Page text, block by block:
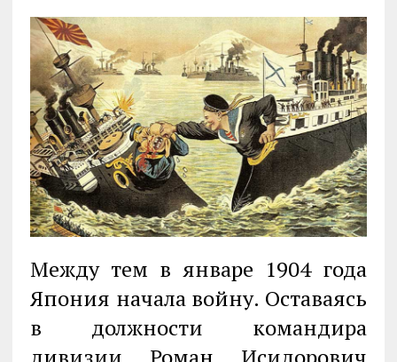
Между тем в январе 1904 года
Япония начала войну. Оставаясь
в должности командира